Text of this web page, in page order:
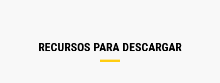
RECURSOS PARA DESCARGAR